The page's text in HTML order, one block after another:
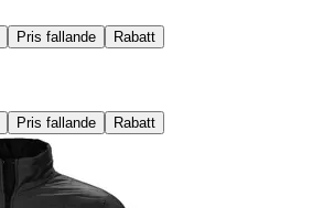
Pris fallande Rabatt
Pris fallande Rabatt